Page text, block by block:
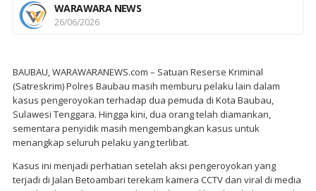
WARAWARA NEWS
26/06/2026
BAUBAU, WARAWARANEWS.com – Satuan Reserse Kriminal
(Satreskrim) Polres Baubau masih memburu pelaku lain dalam
kasus pengeroyokan terhadap dua pemuda di Kota Baubau,
Sulawesi Tenggara. Hingga kini, dua orang telah diamankan,
sementara penyidik masih mengembangkan kasus untuk
menangkap seluruh pelaku yang terlibat.
Kasus ini menjadi perhatian setelah aksi pengeroyokan yang
terjadi di Jalan Betoambari terekam kamera CCTV dan viral di media